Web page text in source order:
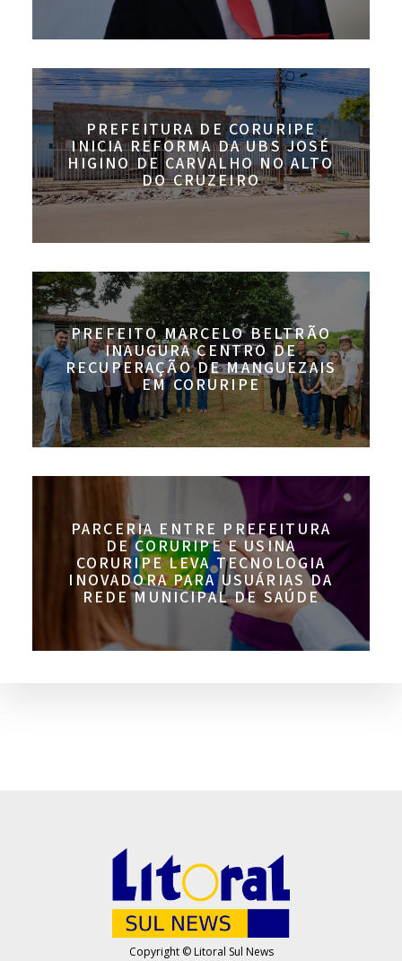
PREFEITURA DE CORURIPE
INICIA REFORMA DA UBS JOSÉ
HIGINO DE CARVALHO NO ALTO
DO CRUZEIRO
PREFEITO MARCELO BELTRÃO
INAUGURA CENTRO DE
RECUPERAÇÃO DE MANGUEZAIS
EM CORURIPE
PARCERIA ENTRE PREFEITURA
DE CORURIPE E USINA
CORURIPE LEVA TECNOLOGIA
INOVADORA PARA USUÁRIAS DA
REDE MUNICIPAL DE SAÚDE
Copyright © Litoral Sul News